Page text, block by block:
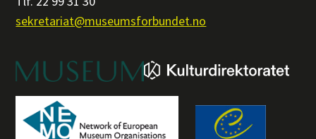
sekretariat@museumsforbundet.no